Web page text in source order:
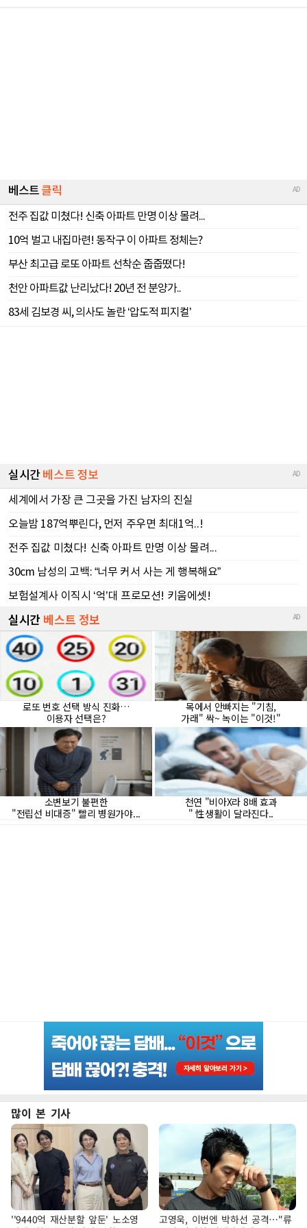
많이 본 기사
''9440억 재산분할 앞둔' 노소영
고영욱, 이번엔 박하선 공격…"류